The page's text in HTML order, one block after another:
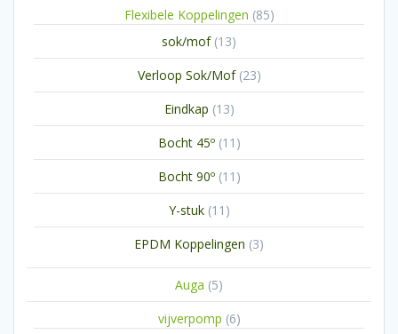
Flexibele Koppelingen 8585
sok/mof 1313
producten
Verloop Sok/Mof 2323
producten
Eindkap 1313
producten
Bocht 45º 11 11
producten
Bocht 90º 11 11
producten
Y-stuk 11 11
producten
EPDM Koppelingen 33
Auga 55
producten
vijverpomp 66